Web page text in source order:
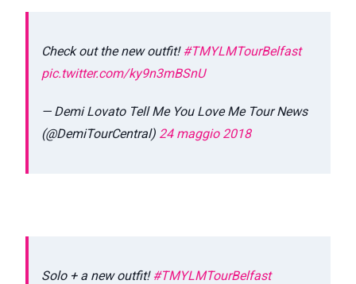
Check out the new outfit!#TMYLMTourBelfast
pic.twitter.com/ky9n3mBSnU
— Demi Lovato Tell Me You Love Me Tour News
(@DemiTourCentral) 24 maggio 2018
Solo + a new outfit!#TMYLMTourBelfast